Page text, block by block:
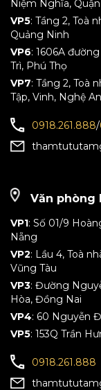
Niệm Nghĩa,
VP5: Tầng 2, Toà
Quảng Ninh
VP6: 1606A
Trì, Phú Thọ
VP7: Tầng 2, Toà
Tập, Vinh, Nghệ An
0918.261.888/
Văn phòng
VP1: Số 01/9
Nẵng
VP2: Lầu 4, Toà
Vũng Tàu
VP3: Đường
Hòa, Đồng Nai
VP4: 60 Nguyễn
VP5: 153Q Trần
0918.261.888